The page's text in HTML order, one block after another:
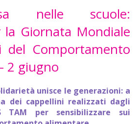
nelle scuole:
la Giornata Mondiale
del Comportamento
2 giugno
unisce le generazioni: a
dei cappellini realizzati dagli
TAM per sensibilizzare sui